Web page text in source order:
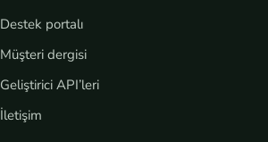
Destek portalı
Müşteri dergisi
Geliştirici API’leri
İletişim